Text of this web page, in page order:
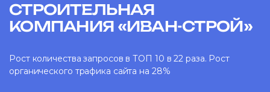
СТРОИТЕЛЬНАЯ
КОМПАНИЯ «ИВАН-СТРОЙ»
Рост количества запросов в ТОП 10 в 22 раза. Рост
органического трафика сайта на 28%